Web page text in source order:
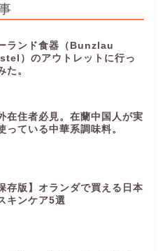
ランド食器（Bunzlau
）のアウトレットに行っ
た。
在住者必見。在蘭中国人が実
っている中華系調味料。
存版】オランダで買える日本
キンケア5選